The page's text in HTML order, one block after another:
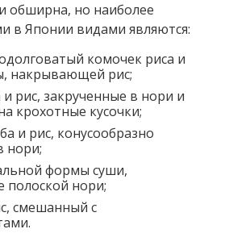
обширна, но наиболее
в Японии видами являются:
комочек риса и
накрывающей рис;
рис, закрученные в нори и
крохотные кусочки;
и рис, конусообразно
нори;
формы суши,
полоской нори;
смешанный с